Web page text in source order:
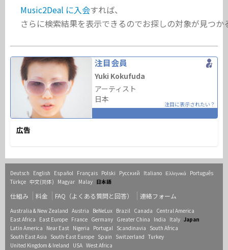
Music2Deal に入会すれば、
さらに検索結果を表示できるのでお探しの対象が見つか
注目会員
Yuki Kokufuda
アーティスト
日本
注目に表示されたい？
広告
Deutsch English Español Français Polski Русский Italiano Ελληνικά Português
Türkçe 中文(简体) Magyar Malay 日本語
仕組み 料金 FAQ（よくある質問と回答） 連絡フォーム
Australia & New Zealand Austria BeNeLux Brazil Canada Central America
East Africa East Europe France Germany Greater China India Italy Japan
Latin America Near East Nigeria Portugal Scandinavia South Africa
South East Asia South-East Europe Spain Switzerland Turkey
United Kingdom & Ireland USA West Africa